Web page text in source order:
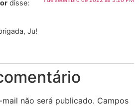
disse:
Ju!
não será publicado. Campos